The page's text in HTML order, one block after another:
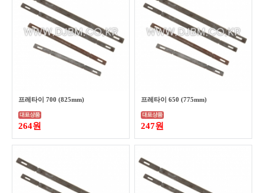
프레타이 700 (825mm)
264원
프레타이 650 (775mm)
247원